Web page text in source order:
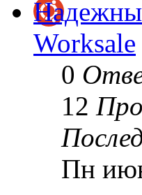
Worksale
0
12
Пн